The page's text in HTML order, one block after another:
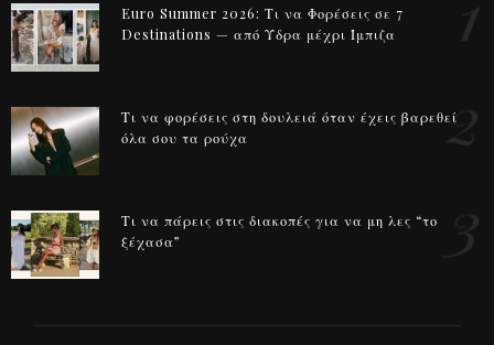
Euro Summer 2026: Τι να Φορέσεις σε 7
Destinations — από Ύδρα μέχρι Ίμπιζα
Τι να φορέσεις στη δουλειά όταν έχεις βαρεθεί
όλα σου τα ρούχα
2
Τι να πάρεις στις διακοπές για να μη λες “το
ξέχασα”